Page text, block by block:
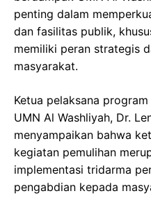
penting dalam
dan fasilitas publik,
memiliki peran strategis
masyarakat.
Ketua pelaksana
UMN Al Washliyah, Dr.
menyampaikan bahwa
kegiatan pemulihan
implementasi tridarma
pengabdian kepada